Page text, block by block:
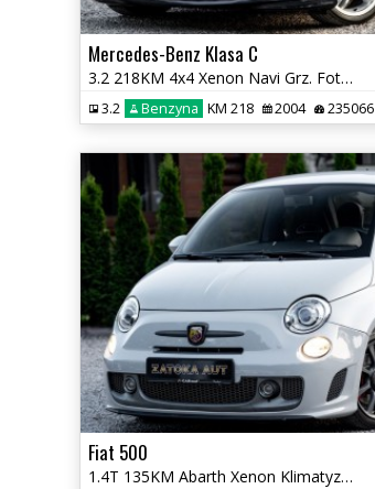
Mercedes-Benz Klasa C
3.2 218KM 4x4 Xenon Navi Grz. Fot Skóra Tempomat Szyberdach
3.2 Benzyna KM 218 2004 235066
Fiat 500
1.4T 135KM Abarth Xenon Klimatyzacja Bezwypadkowy Sprowadzony